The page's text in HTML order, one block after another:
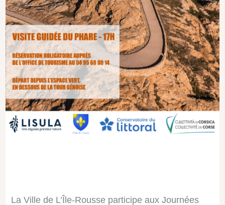
La Ville de L’Île-Rousse participe aux Journées